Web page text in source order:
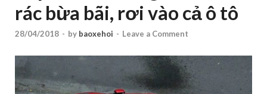
rác bừa bãi, rơi vào cả ô tô
28/04/2018 - by baoxehoi - Leave a Comment